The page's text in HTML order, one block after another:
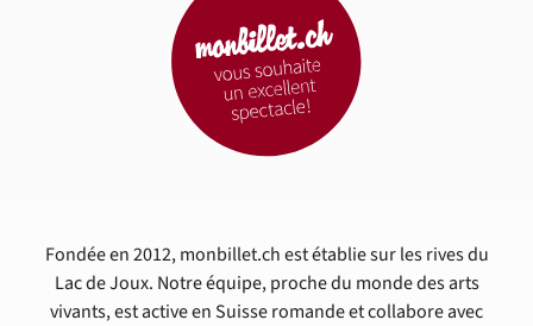
Fondée en 2012, monbillet.ch est établie sur les rives du
Lac de Joux. Notre équipe, proche du monde des arts
vivants, est active en Suisse romande et collabore avec